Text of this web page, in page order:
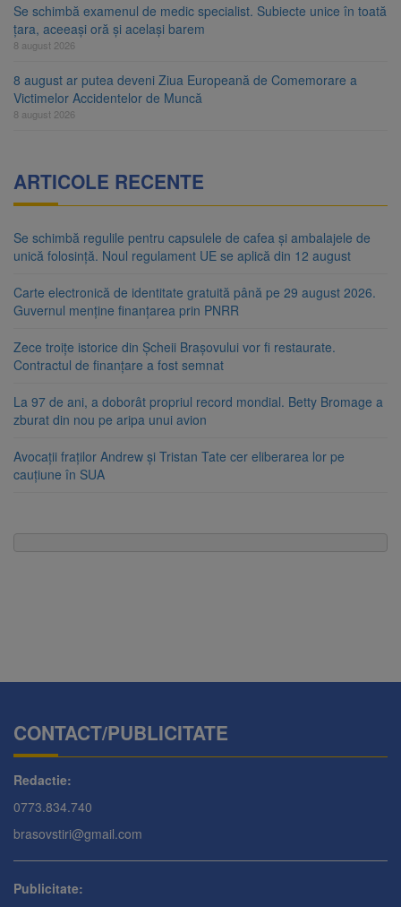
Se schimbă examenul de medic specialist. Subiecte unice în toată
țara, aceeași oră și același barem
8 august 2026
8 august ar putea deveni Ziua Europeană de Comemorare a
Victimelor Accidentelor de Muncă
8 august 2026
ARTICOLE RECENTE
Se schimbă regulile pentru capsulele de cafea și ambalajele de
unică folosință. Noul regulament UE se aplică din 12 august
Carte electronică de identitate gratuită până pe 29 august 2026.
Guvernul menține finanțarea prin PNRR
Zece troițe istorice din Șcheii Brașovului vor fi restaurate.
Contractul de finanțare a fost semnat
La 97 de ani, a doborât propriul record mondial. Betty Bromage a
zburat din nou pe aripa unui avion
Avocații fraților Andrew și Tristan Tate cer eliberarea lor pe
cauțiune în SUA
CONTACT/PUBLICITATE
Redactie:
0773.834.740
brasovstiri@gmail.com
Publicitate: